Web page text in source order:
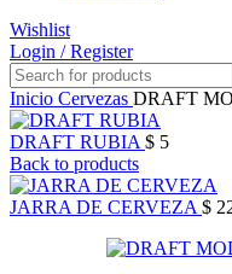
Wishlist
Login / Register
Inicio Cervezas DRAFT
DRAFT RUBIA $ 5
Back to products
JARRA DE CERVEZA $